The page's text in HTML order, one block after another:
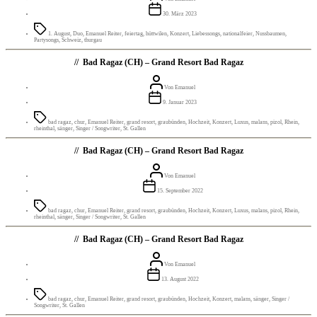
Beitragsdatum
30. März 2023
Schlagwörter
1. August, Duo, Emanuel Reiter, feiertag, hüttwilen, Konzert, Liebessongs, nationalfeier, Nussbaumen,
Partysongs, Schweiz, thurgau
Bad Ragaz (CH) – Grand Resort Bad Ragaz
Beitragsautor
Von Emanuel
Beitragsdatum
9. Januar 2023
Schlagwörter
bad ragaz, chur, Emanuel Reiter, grand resort, graubünden, Hochzeit, Konzert, Luxus, malans, pizol, Rhein,
rheinthal, sänger, Singer / Songwriter, St. Gallen
Bad Ragaz (CH) – Grand Resort Bad Ragaz
Beitragsautor
Von Emanuel
Beitragsdatum
15. September 2022
Schlagwörter
bad ragaz, chur, Emanuel Reiter, grand resort, graubünden, Hochzeit, Konzert, Luxus, malans, pizol, Rhein,
rheinthal, sänger, Singer / Songwriter, St. Gallen
Bad Ragaz (CH) – Grand Resort Bad Ragaz
Beitragsautor
Von Emanuel
Beitragsdatum
13. August 2022
Schlagwörter
bad ragaz, chur, Emanuel Reiter, grand resort, graubünden, Hochzeit, Konzert, malans, sänger, Singer /
Songwriter, St. Gallen